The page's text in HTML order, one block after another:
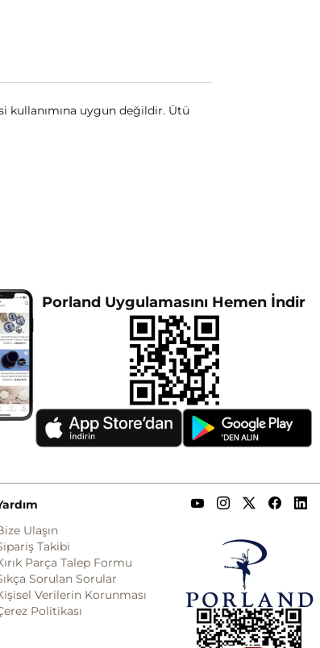
kullanımına uygun değildir. Ütü
Porland Uygulamasını Hemen İndir
Ulaşın
Takibi
Parça Talep Formu
Sorulan Sorular
Verilerin Korunması
Politikası